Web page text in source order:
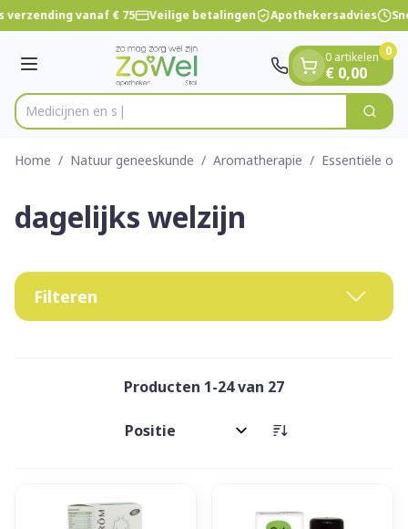
Ga naar de inhoud
1 van 1vanaf € 75 Veilige betalingen Apothekersadvies
Menu
Product, merk, categorie... Zoek
0 artikelen
€ 0,00
0
Home / Natuur geneeskunde / Aromatherapie / Essentiële
dagelijks welzijn
Filteren
Producten 1-24van 27
Sorteer op: